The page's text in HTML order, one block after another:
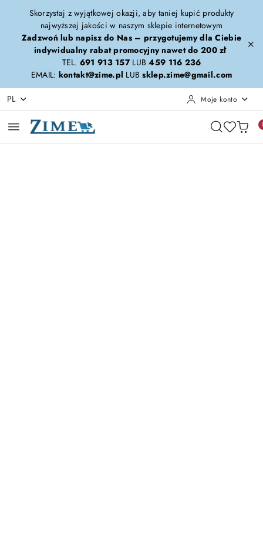
Przejdź do treści głównej
Przejdź do wyszukiwarki
Przejdź do moje konto
Przejdź do menu głównego
Przejdź do opisu produktu
Przejdź do stopki
Skorzystaj z wyjątkowej okazji, aby taniej kupić produkty
najwyższej jakości w naszym sklepie internetowym
Zadzwoń lub napisz do Nas – przygotujemy dla Ciebie
indywidualny rabat promocyjny nawet do 200 zł
TEL. 691 913 157LUB459 116 236
EMAIL: kontakt@zime.pl LUBsklep.zime@gmail.com
PL Moje konto